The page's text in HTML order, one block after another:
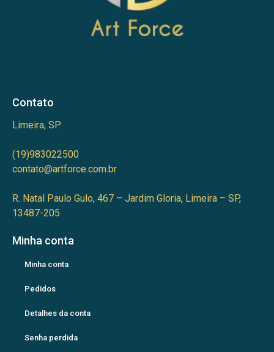
Contato
Limeira, SP
(19)983022500
contato@artforce.com.br
R. Natal Paulo Gulo, 467 – Jardim Gloria, Limeira – SP,
13487-205
Minha conta
Minha conta
Pedidos
Detalhes da conta
Senha perdida